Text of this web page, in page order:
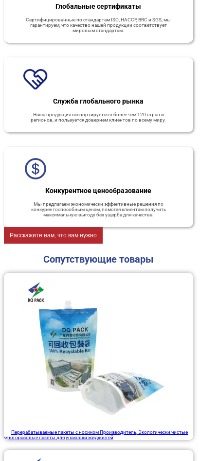
Глобальные сертификаты
Сертифицированные по стандартам ISO, HACCP, BRC и SGS, мы
гарантируем, что качество нашей продукции соответствует
мировым стандартам.
Служба глобального рынка
Наша продукция экспортируется в более чем 120 стран и
регионов, и пользуется доверием клиентов по всему миру.
Конкурентное ценообразование
Мы предлагаем экономически эффективные решения по
конкурентоспособным ценам, помогая клиентам получить
максимальную выгоду без ущерба для качества.
Расскажите нам, что вам нужно
Сопутствующие товары
Перерабатываемые пакеты с носиком Производитель, Экологически чистые
многоразовые пакеты для упаковки жидкостей